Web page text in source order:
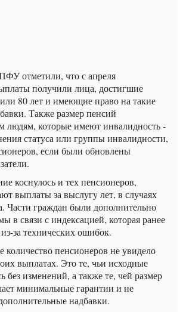
отметили, что с апреля
получили лица, достигшие
или 80 лет и имеющие право на такие
Также размер пенсий
людям, которые имеют инвалидность -
статуса или группы инвалидности,
если были обновлены
коснулось и тех пенсионеров,
выплаты за выслугу лет, в случаях
Части граждан были дополнительно
в связи с индексацией, которая ранее
за технических ошибок.
количество пенсионеров не увидело
выплатах. Это те, чьи исходные
без изменений, а также те, чей размер
минимальные гарантии и не
надбавки.